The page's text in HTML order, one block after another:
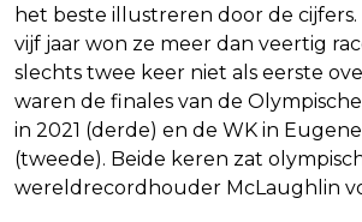
het beste illustreren door de
vijf jaar won ze meer dan veertig
slechts twee keer niet als eerste
waren de finales van de
in 2021 (derde) en de WK in
(tweede). Beide keren zat
wereldrecordhouder McLaughlin